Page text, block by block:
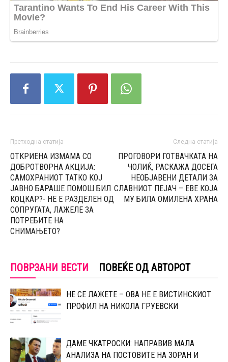
Претходна статија
ОТКРИЕНА ИЗМАМА СО
ДОБРОТВОРНА АКЦИЈА:
САМОХРАНИОТ ТАТКО КОЈ
ЈАВНО БАРАШЕ ПОМОШ БИЛ
КОЦКAP?- НЕ Е РАЗДЕЛЕН ОД
СОПРУГАТА, ЛАЖЕЛЕ ЗА
ПОТРЕБИТЕ НА
СНИМАЊЕТО?
Следна статија
ПРОГОВОРИ ГОТВАЧКАТА НА
ЧОЛИЌ, РАСКАЖА ДОСЕГА
НЕОБЈАВЕНИ ДЕТАЛИ ЗА
СЛАВНИОТ ПЕЈАЧ – ЕВЕ КОЈА
МУ БИЛА ОМИЛЕНА ХРАНА
ПОВРЗАНИ ВЕСТИ ПОВЕЌЕ ОД АВТОРОТ
НЕ СЕ ЛАЖЕТЕ – ОВА НЕ Е ВИСТИНСКИОТ
ПРОФИЛ НА НИКОЛА ГРУЕВСКИ
ДАМЕ ЧКАТРОСКИ: НАПРАВИВ МАЛА
АНАЛИЗА НА ПОСТОВИТЕ НА ЗОРАН И